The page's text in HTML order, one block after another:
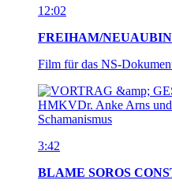
12:02
FREIHAM/
Film für das NS-
3:42
BLAME SOROS